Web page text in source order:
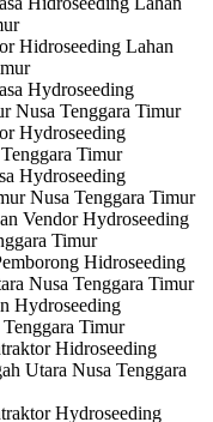
Hidroseeding Lahan
Hydroseeding
Nusa Tenggara Timur
Hydroseeding
Timur
Hydroseeding
Nusa Tenggara Timur
Vendor Hydroseeding
Timur
Hidroseeding
Nusa Tenggara Timur
Hydroseeding
Timur
Hidroseeding
Utara Nusa Tenggara
Hydroseeding